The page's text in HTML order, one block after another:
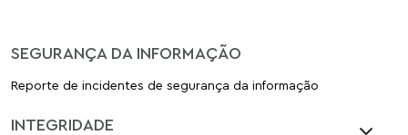
SEGURANÇA DA INFORMAÇÃO
Reporte de incidentes de segurança da informação
INTEGRIDADE